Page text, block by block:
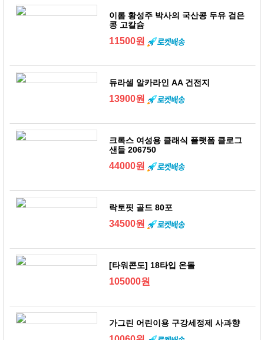
이롬 황성주 박사의 국산콩 두유 검은
콩 고칼슘
11500원
듀라셀 알카라인 AA 건전지
13900원
크록스 여성용 클래식 플랫폼 클로그
샌들 206750
44000원
락토핏 골드 80포
34500원
[타워콘도] 18타입 온돌
105000원
가그린 어린이용 구강세정제 사과향